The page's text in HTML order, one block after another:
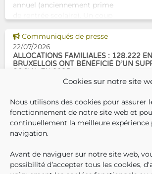
Cookies sur notre site
Nous utilisons des cookies pour assurer
fonctionnement de notre site web et
continuellement la meilleure expérience
navigation.
Avant de naviguer sur notre site web,
possibilité d’accepter tous les cookies,
annuel (anciennement prime
commencer la
Voir cette news
Communiqués de presse
22/07/2026
ALLOCATIONS FAMILIALES : 128.222
BRUXELLOIS ONT BÉNÉFICIÉ D’UN
En décembre 2025, 304.966
enfants bruxellois avaient droit
aux allocations familiales.
Parmi eux, 128.222
supplément social en plus du
montant de base de leurs all
QUI SOMMES-NOUS ?
TRAVAILLER CHEZ NOUS